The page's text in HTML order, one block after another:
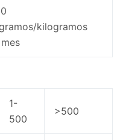
kilogramos
1-
500
>500